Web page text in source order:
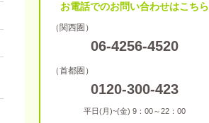
お電話でのお問い合わせはこちら
（関西圏）
06-4256-4520
（首都圏）
0120-300-423
平日(月)~(金) 9：00～22：00